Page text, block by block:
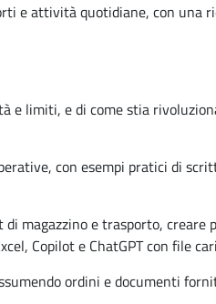
e attività quotidiane, con una
e limiti, e di come stia
con esempi pratici di
magazzino e trasporto, creare
Copilot e ChatGPT con file
ordini e documenti